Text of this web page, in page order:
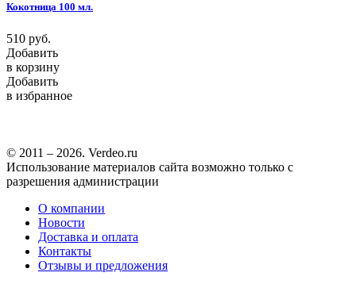
Кокотница 100 мл.
510 руб.
Добавить
в корзину
Добавить
в избранное
© 2011 – 2026. Verdeo.ru
Использование материалов сайта возможно только с
разрешения администрации
О компании
Новости
Доставка и оплата
Контакты
Отзывы и предложения